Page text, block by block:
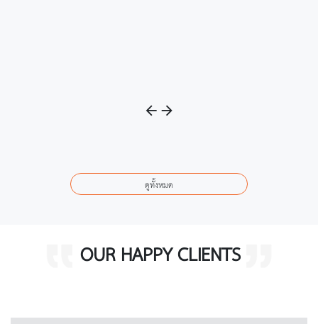
ดูทั้งหมด
OUR HAPPY CLIENTS